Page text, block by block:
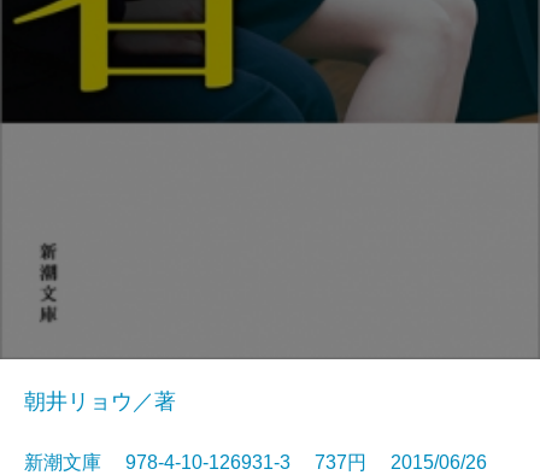
朝井リョウ／著
新潮文庫 978-4-10-126931-3 737円 2015/06/26